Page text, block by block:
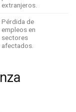
extranjeros.
Pérdida de
empleos en
sectores
afectados.